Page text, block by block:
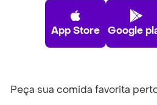
App Store Google
Peça sua comida favorita